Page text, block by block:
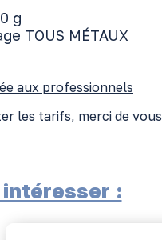
g
TOUS MÉTAUX
aux professionnels
les tarifs, merci de vous
: